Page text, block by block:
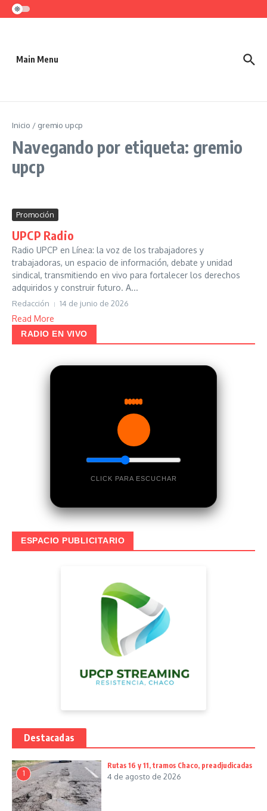
Saltar al contenido
Main Menu
Inicio / gremio upcp
Navegando por etiqueta: gremio
upcp
Promoción
UPCP Radio
Radio UPCP en Línea: la voz de los trabajadores y
trabajadoras, un espacio de información, debate y unidad
sindical, transmitiendo en vivo para fortalecer los derechos
adquiridos y construir futuro. A...
Redacción 14 de junio de 2026
Read More
RADIO EN VIVO
CLICK PARA ESCUCHAR
ESPACIO PUBLICITARIO
Destacadas
1
Rutas 16 y 11, tramos Chaco, preadjudicadas
4 de agosto de 2026